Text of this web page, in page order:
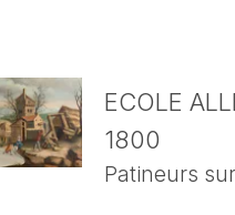
ECOLE
1800
Patineurs